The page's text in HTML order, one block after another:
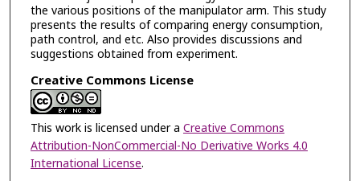
the various positions of the manipulator arm. This study
presents the results of comparing energy consumption,
path control, and etc. Also provides discussions and
suggestions obtained from experiment.
Creative Commons License
This work is licensed under a Creative Commons
Attribution-NonCommercial-No Derivative Works 4.0
International License.